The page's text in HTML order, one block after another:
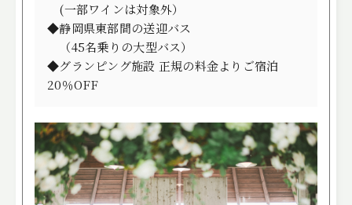
ITEMSアイテム
CUISINEお料理
NEWSニュース
STAFF BLOG スタッフブログ
(一部ワインは対象外）
◆静岡県東部間の送迎バス
（45名乗りの大型バス）
◆グランピング施設 正規の料金よりご宿泊
20％OFF